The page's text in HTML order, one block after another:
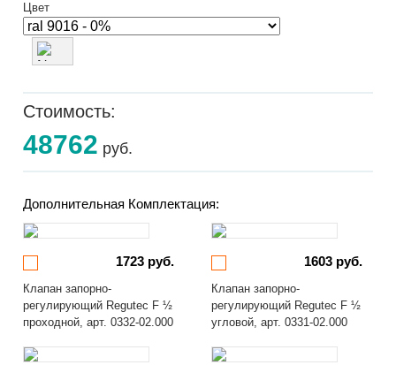
Цвет
Стоимость:
48762 руб.
Дополнительная Комплектация:
1723 руб.
Клапан запорно-
регулирующий Regutec F ½
проходной, арт. 0332-02.000
1603 руб.
Клапан запорно-
регулирующий Regutec F ½
угловой, арт. 0331-02.000